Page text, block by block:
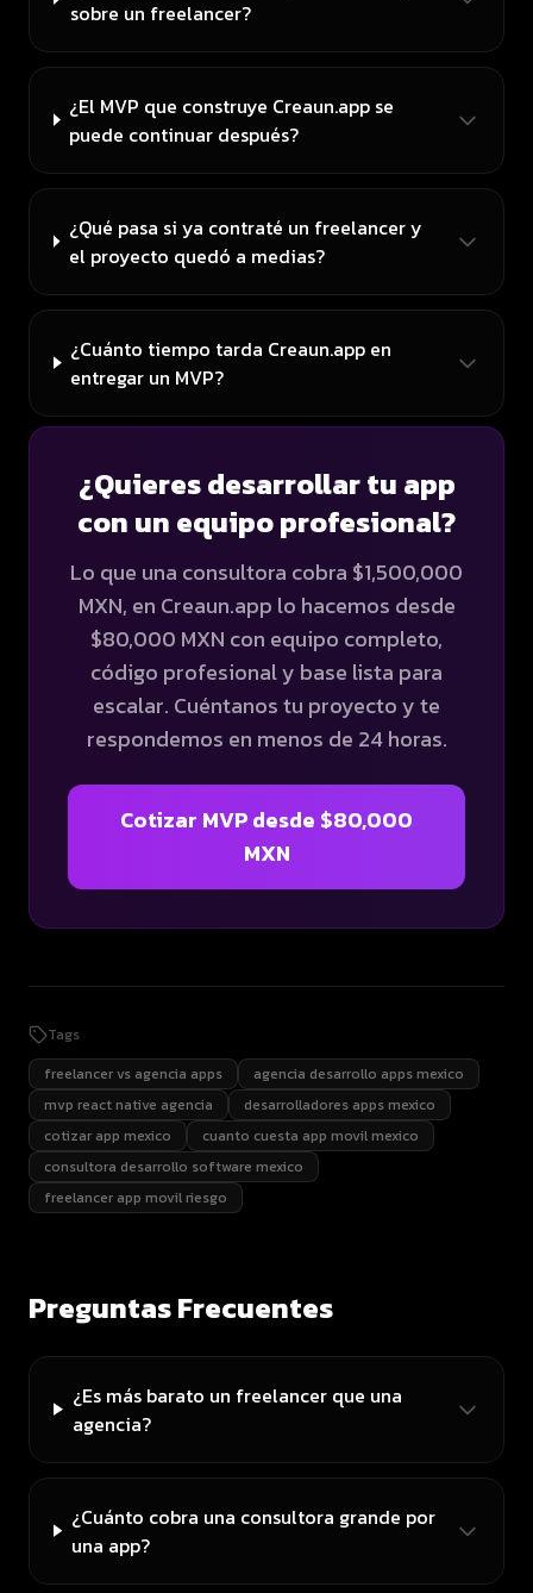
sobre un freelancer?
¿El MVP que construye Creaun.app se
puede continuar después?
¿Qué pasa si ya contraté un freelancer y
el proyecto quedó a medias?
¿Cuánto tiempo tarda Creaun.app en
entregar un MVP?
¿Quieres desarrollar tu app
con un equipo profesional?
Lo que una consultora cobra $1,500,000
MXN, en Creaun.app lo hacemos desde
$80,000 MXN con equipo completo,
código profesional y base lista para
escalar. Cuéntanos tu proyecto y te
respondemos en menos de 24 horas.
Cotizar MVP desde $80,000
MXN
Tags
freelancer vs agencia apps
agencia desarrollo apps mexico
mvp react native agencia
desarrolladores apps mexico
cotizar app mexico
cuanto cuesta app movil mexico
consultora desarrollo software mexico
freelancer app movil riesgo
Preguntas Frecuentes
¿Es más barato un freelancer que una
agencia?
¿Cuánto cobra una consultora grande por
una app?